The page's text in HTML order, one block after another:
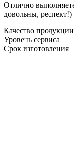
Отлично
довольны, респект!)
Качество продукции
Уровень сервиса
Срок изготовления